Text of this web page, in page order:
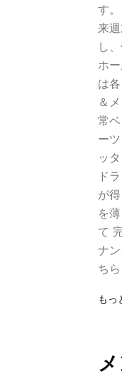
す
来
し
ホ
は
＆
常
ー
ッ
ド
が
を
て
ナ
ち
もっ